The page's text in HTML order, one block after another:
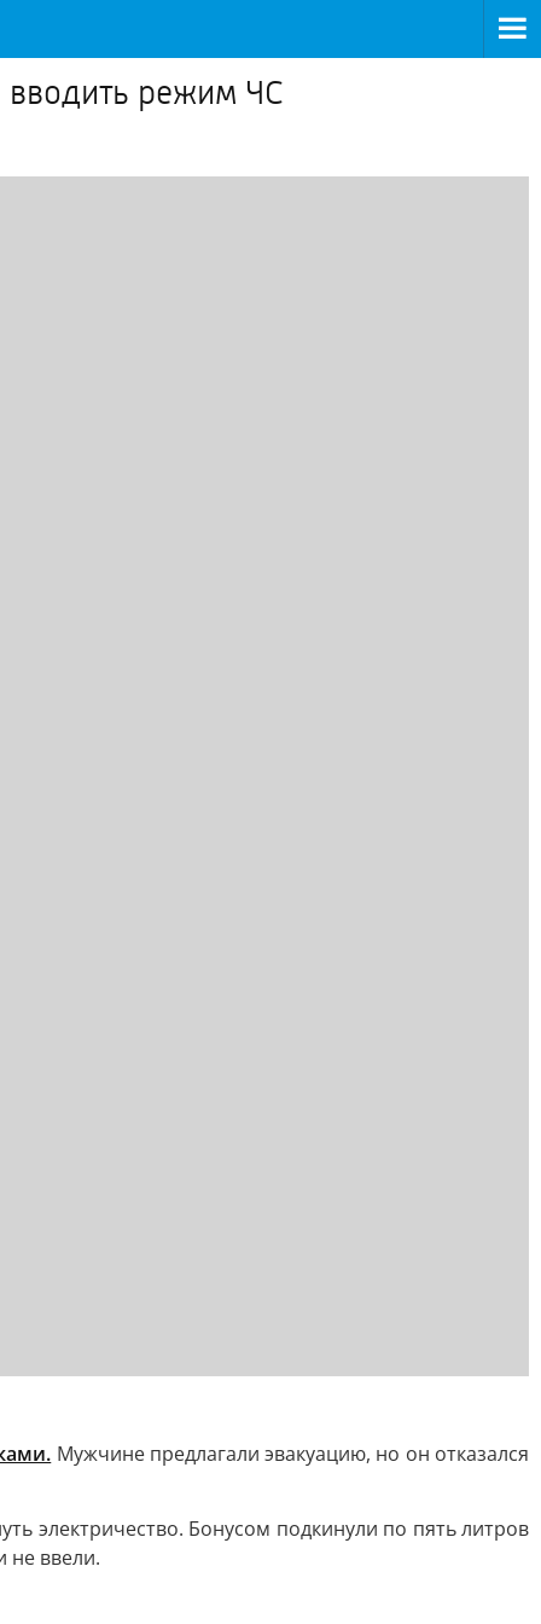
вводить режим ЧС
Мужчине предлагали эвакуацию, но он отказался
электричество. Бонусом подкинули по пять литров
не ввели.